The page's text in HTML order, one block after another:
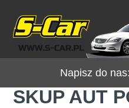
Napisz do nas:
SKUP AUT